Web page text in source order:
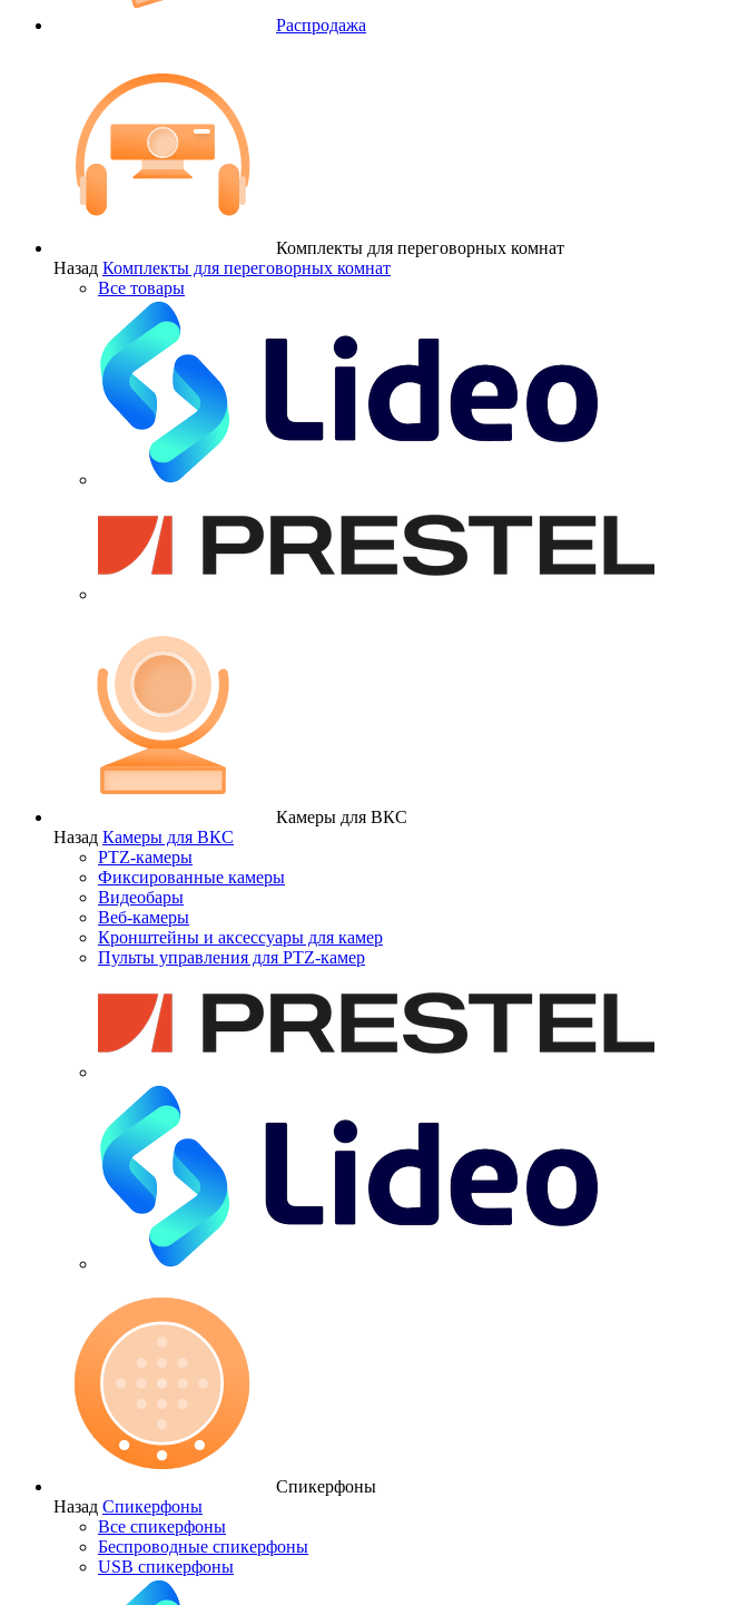
Распродажа
Комплекты для переговорных комнат
Назад Комплекты для переговорных комнат
Все товары
Камеры для ВКС
Назад Камеры для ВКС
PTZ-камеры
Фиксированные камеры
Видеобары
Веб-камеры
Кронштейны и аксессуары для камер
Пульты управления для PTZ-камер
Спикерфоны
Назад Спикерфоны
Все спикерфоны
Беспроводные спикерфоны
USB спикерфоны